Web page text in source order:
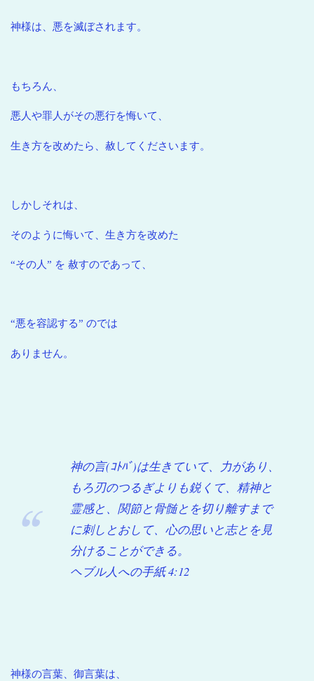
神様は、悪を滅ぼされます。
もちろん、
悪人や罪人がその悪行を悔いて、
生き方を改めたら、赦してくださいます。
しかしそれは、
そのように悔いて、生き方を改めた
“その人” を 赦すのであって、
“悪を容認する” のでは
ありません。
神の言(ｺﾄﾊﾞ)は生きていて、力があり、
もろ刃のつるぎよりも鋭くて、精神と
霊感と、関節と骨髄とを切り離すまで
に刺しとおして、心の思いと志とを見
分けることができる。
ヘブル人への手紙 4:12
神様の言葉、御言葉は、